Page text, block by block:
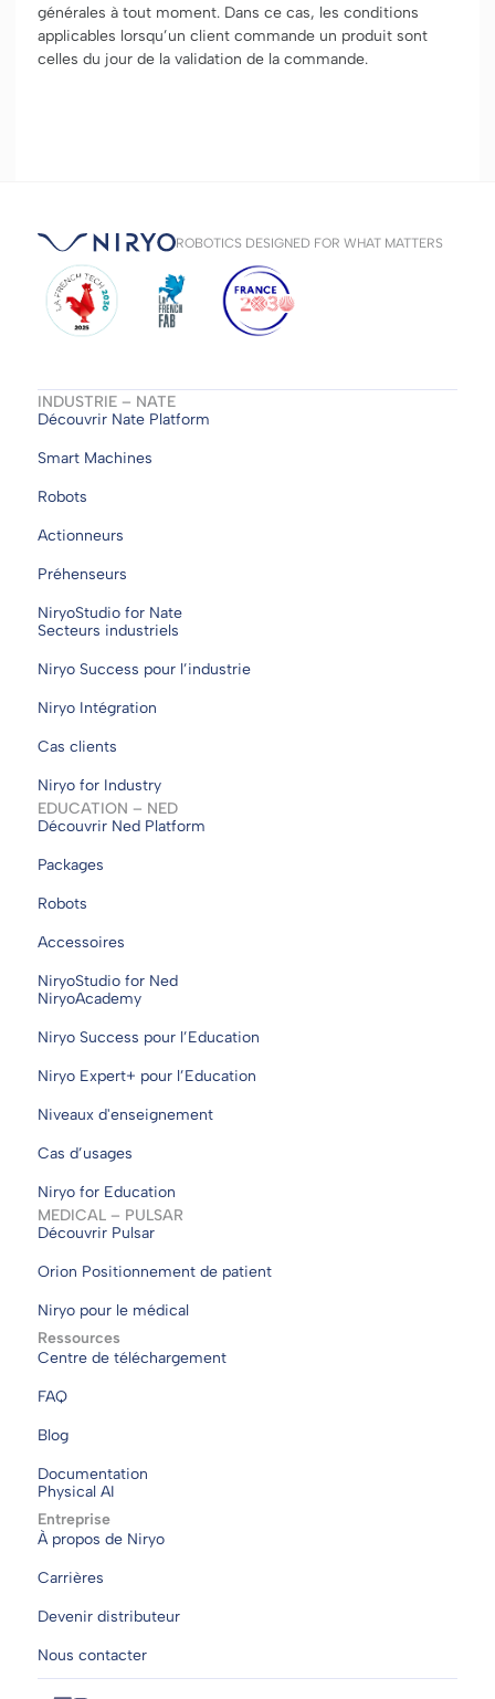
générales à tout moment. Dans ce cas, les conditions
applicables lorsqu’un client commande un produit sont
celles du jour de la validation de la commande.
ROBOTICS DESIGNED FOR WHAT MATTERS
INDUSTRIE – NATE
Découvrir Nate Platform
Smart Machines
Robots
Actionneurs
Préhenseurs
NiryoStudio for Nate
Secteurs industriels
Niryo Success pour l’industrie
Niryo Intégration
Cas clients
Niryo for Industry
EDUCATION – NED
Découvrir Ned Platform
Packages
Robots
Accessoires
NiryoStudio for Ned
NiryoAcademy
Niryo Success pour l’Education
Niryo Expert+ pour l’Education
Niveaux d'enseignement
Cas d’usages
Niryo for Education
MEDICAL – PULSAR
Découvrir Pulsar
Orion Positionnement de patient
Niryo pour le médical
Ressources
Centre de téléchargement
FAQ
Blog
Documentation
Physical AI
Entreprise
À propos de Niryo
Carrières
Devenir distributeur
Nous contacter